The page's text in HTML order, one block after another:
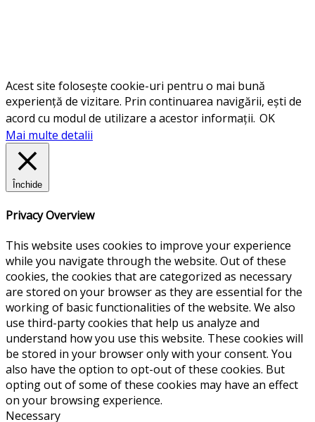
Acest site folosește cookie-uri pentru o mai bună
experiență de vizitare. Prin continuarea navigării, ești de
acord cu modul de utilizare a acestor informații. OK
Mai multe detalii
Închide
Privacy Overview
This website uses cookies to improve your experience
while you navigate through the website. Out of these
cookies, the cookies that are categorized as necessary
are stored on your browser as they are essential for the
working of basic functionalities of the website. We also
use third-party cookies that help us analyze and
understand how you use this website. These cookies will
be stored in your browser only with your consent. You
also have the option to opt-out of these cookies. But
opting out of some of these cookies may have an effect
on your browsing experience.
Necessary